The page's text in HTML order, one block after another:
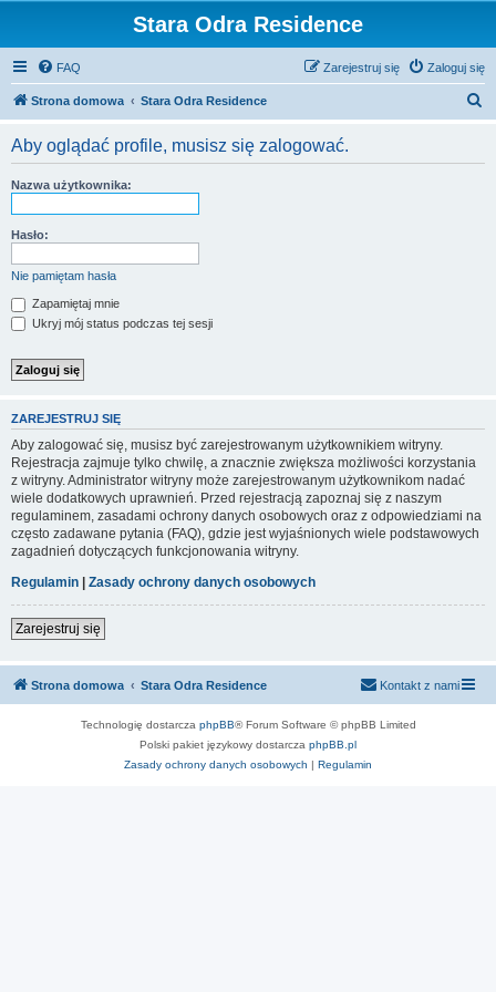
Stara Odra Residence
FAQ Zaloguj się
Zarejestruj się
Strona domowa Stara Odra Residence
Aby oglądać profile, musisz się zalogować.
Nazwa użytkownika:
Hasło:
Nie pamiętam hasła
Zapamiętaj mnie
Ukryj mój status podczas tej sesji
ZAREJESTRUJ SIĘ
Aby zalogować się, musisz być zarejestrowanym użytkownikiem witryny.
Rejestracja zajmuje tylko chwilę, a znacznie zwiększa możliwości korzystania
z witryny. Administrator witryny może zarejestrowanym użytkownikom nadać
wiele dodatkowych uprawnień. Przed rejestracją zapoznaj się z naszym
regulaminem, zasadami ochrony danych osobowych oraz z odpowiedziami na
często zadawane pytania (FAQ), gdzie jest wyjaśnionych wiele podstawowych
zagadnień dotyczących funkcjonowania witryny.
Regulamin | Zasady ochrony danych osobowych
Zarejestruj się
Strona domowa Stara Odra Residence Kontakt z nami
Technologię dostarcza phpBB® Forum Software © phpBB Limited
Polski pakiet językowy dostarcza phpBB.pl
Zasady ochrony danych osobowych | Regulamin